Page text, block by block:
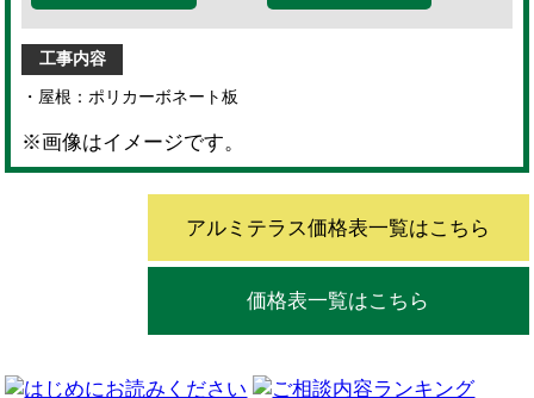
工事内容
・屋根：ポリカーボネート板
※画像はイメージです。
アルミテラス価格表一覧はこちら
価格表一覧はこちら